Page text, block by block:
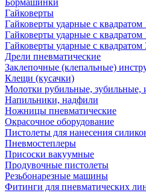
Бормашинки
Гайковерты
Гайковерты ударные с квадратом
Гайковерты ударные с квадратом
Гайковерты ударные с квадратом
Дрели пневматические
Заклепочные (клепальные)
Клещи (кусачки)
Молотки рубильные, зубильные,
Напильники, надфили
Ножницы пневматические
Окрасочное оборудование
Пистолеты для нанесения
Пневмостеплеры
Присоски вакуумные
Продувочные пистолеты
Резьбонарезные машины
Фитинги для пневматических